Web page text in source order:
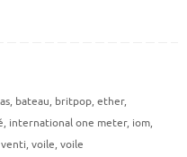
, bateau, britpop, ether,
, international one meter, iom,
venti, voile, voile